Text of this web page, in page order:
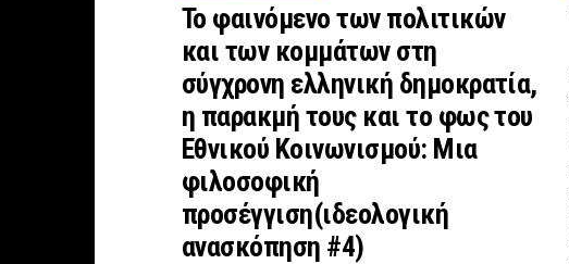
Το φαινόμενο των πολιτικών
και των κομμάτων στη
σύγχρονη ελληνική δημοκρατία,
η παρακμή τους και το φως του
Εθνικού Κοινωνισμού: Μια
φιλοσοφική
προσέγγιση(ιδεολογική
ανασκόπηση #4)